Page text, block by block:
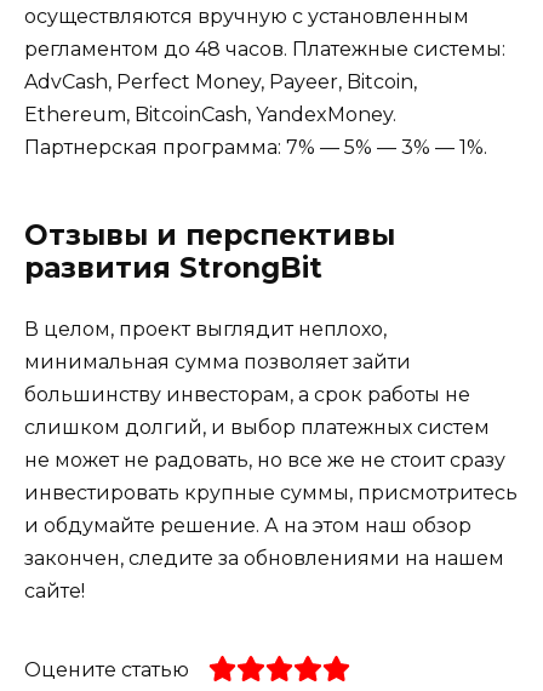
осуществляются вручную с установленным
регламентом до 48 часов. Платежные системы:
AdvCash, Perfect Money, Payeer, Bitcoin,
Ethereum, BitcoinCash, YandexMoney.
Партнерская программа: 7% — 5% — 3% — 1%.
Отзывы и перспективы
развития StrongBit
В целом, проект выглядит неплохо,
минимальная сумма позволяет зайти
большинству инвесторам, а срок работы не
слишком долгий, и выбор платежных систем
не может не радовать, но все же не стоит сразу
инвестировать крупные суммы, присмотритесь
и обдумайте решение. А на этом наш обзор
закончен, следите за обновлениями на нашем
сайте!
Оцените статью